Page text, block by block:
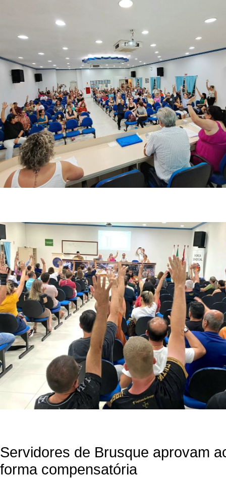
Servidores de Brusque aprovam
forma compensatória